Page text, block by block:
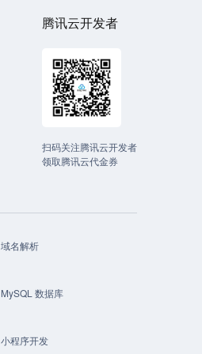
腾讯云开发者
扫码关注腾讯云开发者
领取腾讯云代金券
域名解析
MySQL 数据库
小程序开发